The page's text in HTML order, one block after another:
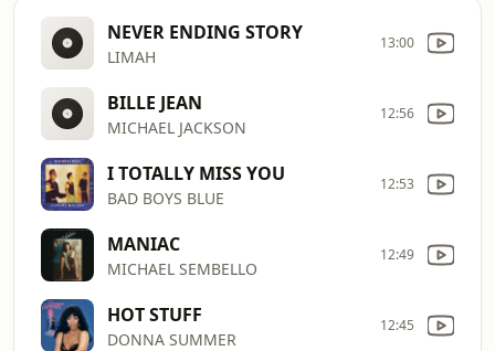
NEVER ENDING STORY
LIMAH
13:00
BILLE JEAN
MICHAEL JACKSON
12:56
I TOTALLY MISS YOU
BAD BOYS BLUE
12:53
MANIAC
MICHAEL SEMBELLO
12:49
HOT STUFF
DONNA SUMMER
12:45